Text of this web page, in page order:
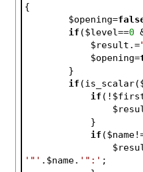
{
$opening=
if ($level==0
$result .=
$opening=
        }
if (is_scalar(
if (!
            }
if ($name
'"' . $name. '":' ;